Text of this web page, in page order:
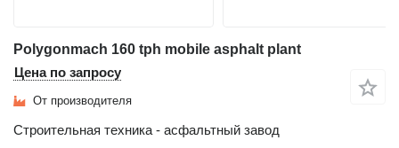
Polygonmach 160 tph mobile asphalt plant
Цена по запросу
От производителя
Строительная техника - асфальтный завод